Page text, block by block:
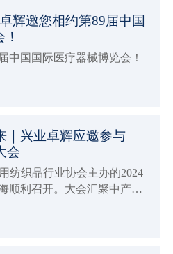
辉邀您相约第89届中国
中国国际医疗器械博览会！
｜兴业卓辉应邀参与
会
纺织品行业协会主办的2024
顺利召开。大会汇聚中产协
对行业进行了全方位、多层